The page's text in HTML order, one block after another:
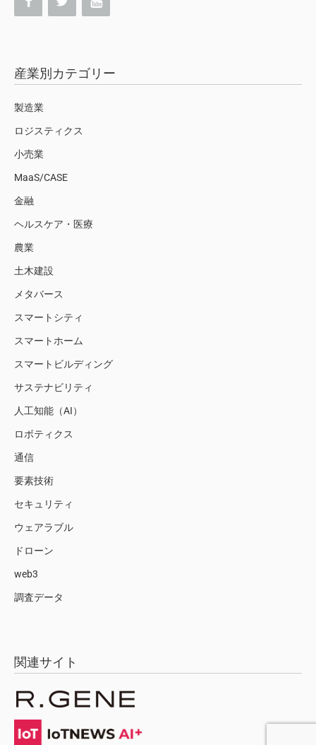
産業別カテゴリー
製造業
ロジスティクス
小売業
MaaS/CASE
金融
ヘルスケア・医療
農業
土木建設
メタバース
スマートシティ
スマートホーム
スマートビルディング
サステナビリティ
人工知能（AI）
ロボティクス
通信
要素技術
セキュリティ
ウェアラブル
ドローン
web3
調査データ
関連サイト